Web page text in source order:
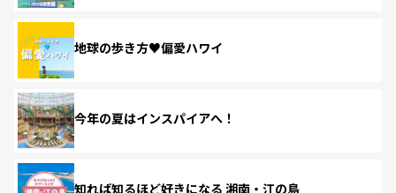
地球の歩き方♥偏愛ハワイ
今年の夏はインスパイアへ！
知れば知るほど好きになる 湘南・江の島